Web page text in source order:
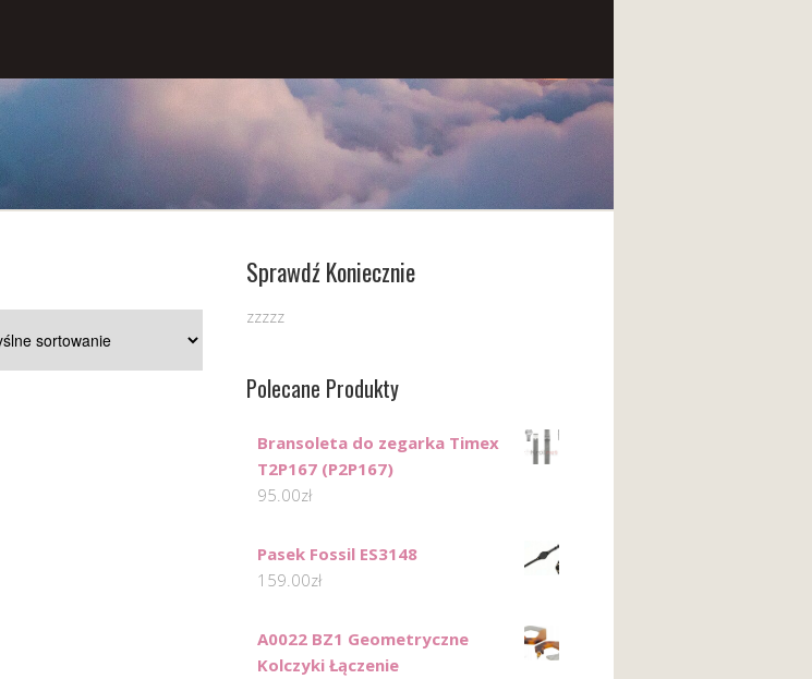
Sprawdź Koniecznie
zzzzz
Polecane Produkty
Bransoleta do zegarka Timex
T2P167 (P2P167)
95.00zł
Pasek Fossil ES3148
159.00zł
A0022 BZ1 Geometryczne
Kolczyki Łączenie